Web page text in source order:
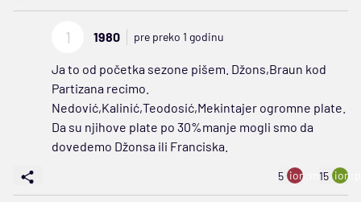
1 1980 pre preko 1 godinu
Ja to od početka sezone pišem. Džons,Braun kod
Partizana recimo.
Nedović,Kalinić,Teodosić,Mekintajer ogromne plate.
Da su njihove plate po 30%manje mogli smo da
dovedemo Džonsa ili Franciska.
5 ion:minus
15